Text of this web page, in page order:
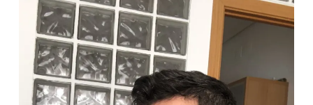
VIEW POST